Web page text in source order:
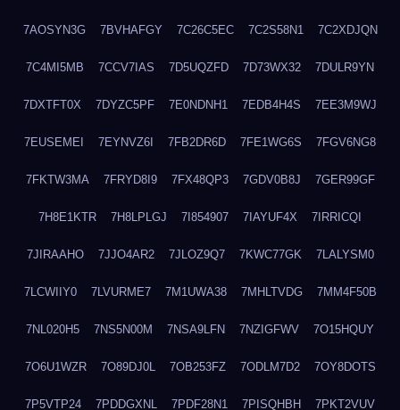
7AOSYN3G 7BVHAFGY 7C26C5EC 7C2S58N1 7C2XDJQN
7C4MI5MB 7CCV7IAS 7D5UQZFD 7D73WX32 7DULR9YN
7DXTFT0X 7DYZC5PF 7E0NDNH1 7EDB4H4S 7EE3M9WJ
7EUSEMEI 7EYNVZ6I 7FB2DR6D 7FE1WG6S 7FGV6NG8
7FKTW3MA 7FRYD8I9 7FX48QP3 7GDV0B8J 7GER99GF
7H8E1KTR 7H8LPLGJ 7I854907 7IAYUF4X 7IRRICQI
7JIRAAHO 7JJO4AR2 7JLOZ9Q7 7KWC77GK 7LALYSM0
7LCWIIY0 7LVURME7 7M1UWA38 7MHLTVDG 7MM4F50B
7NL020H5 7NS5N00M 7NSA9LFN 7NZIGFWV 7O15HQUY
7O6U1WZR 7O89DJ0L 7OB253FZ 7ODLM7D2 7OY8DOTS
7P5VTP24 7PDDGXNL 7PDF28N1 7PISQHBH 7PKT2VUV